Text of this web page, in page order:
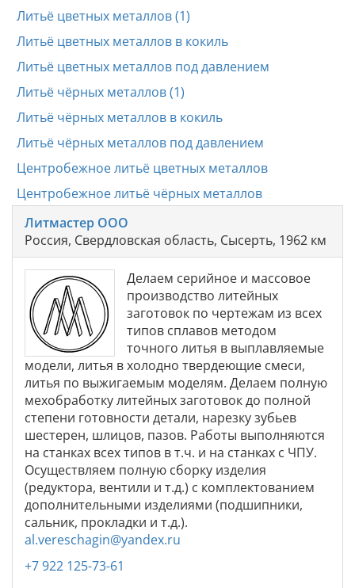
Литьё цветных металлов (1)
Литьё цветных металлов в кокиль
Литьё цветных металлов под давлением
Литьё чёрных металлов (1)
Литьё чёрных металлов в кокиль
Литьё чёрных металлов под давлением
Центробежное литьё цветных металлов
Центробежное литьё чёрных металлов
Литмастер ООО
Россия, Свердловская область, Сысерть, 1962 км
Делаем серийное и массовое
производство литейных
заготовок по чертежам из всех
типов сплавов методом
точного литья в выплавляемые
модели, литья в холодно твердеющие смеси,
литья по выжигаемым моделям. Делаем полную
мехобработку литейных заготовок до полной
степени готовности детали, нарезку зубьев
шестерен, шлицов, пазов. Работы выполняются
на станках всех типов в т.ч. и на станках с ЧПУ.
Осуществляем полную сборку изделия
(редуктора, вентили и т.д.) с комплектованием
дополнительными изделиями (подшипники,
сальник, прокладки и т.д.).
al.vereschagin@yandex.ru
+7 922 125-73-61